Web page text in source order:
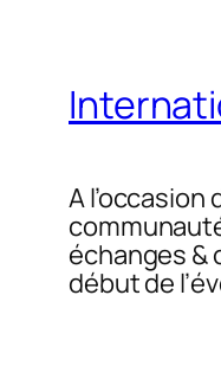
A
échanges &
début de